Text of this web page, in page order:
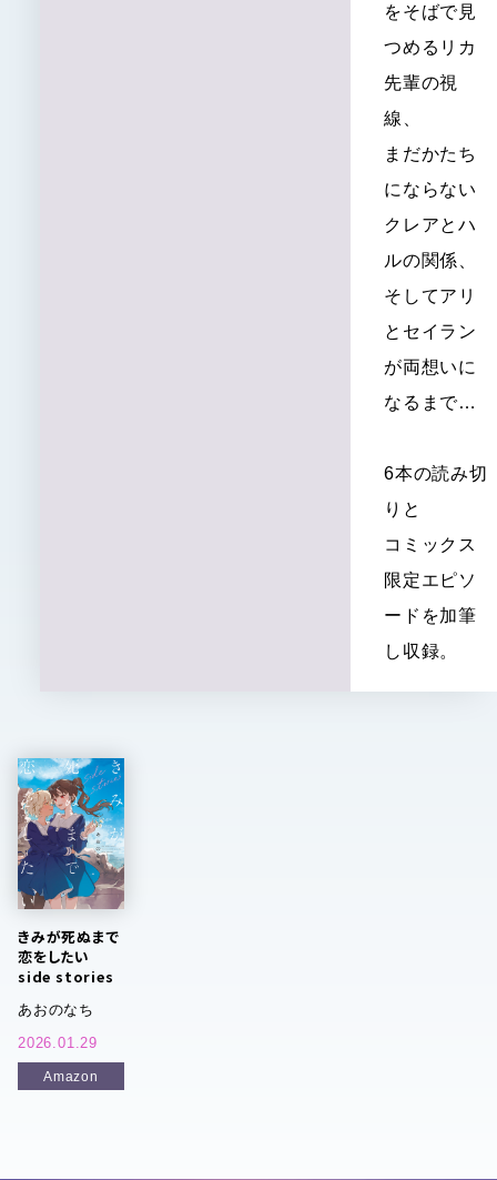
をそばで見
つめるリカ
先輩の視
線、
まだかたち
にならない
クレアとハ
ルの関係、
そしてアリ
とセイラン
が両想いに
なるまで…
6本の読み切
りと
コミックス
限定エピソ
ードを加筆
し収録。
きみが死ぬまで
恋をしたい
side stories
あおのなち
2026.01.29
Amazon